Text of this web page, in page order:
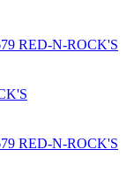
RED-N-ROCK'S
RED-N-ROCK'S